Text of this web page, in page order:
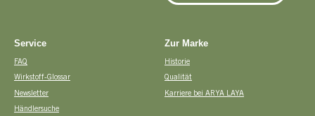
Service
FAQ
Wirkstoff-Glossar
Newsletter
Händlersuche
Zur Marke
Historie
Qualität
Karriere bei ARYA LAYA